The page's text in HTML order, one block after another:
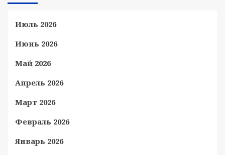
Июль 2026
Июнь 2026
Май 2026
Апрель 2026
Март 2026
Февраль 2026
Январь 2026